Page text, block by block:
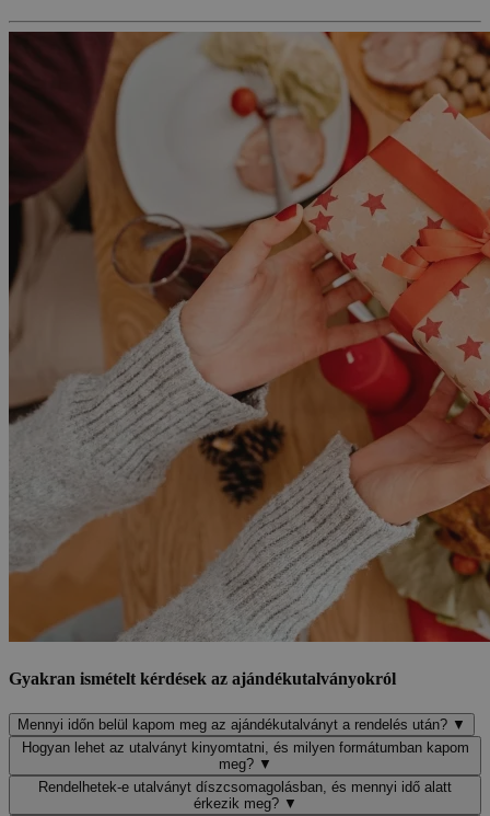
Gyakran ismételt kérdések az ajándékutalványokról
Mennyi időn belül kapom meg az ajándékutalványt a rendelés után? ▼
Hogyan lehet az utalványt kinyomtatni, és milyen formátumban kapom
meg? ▼
Rendelhetek-e utalványt díszcsomagolásban, és mennyi idő alatt
érkezik meg? ▼